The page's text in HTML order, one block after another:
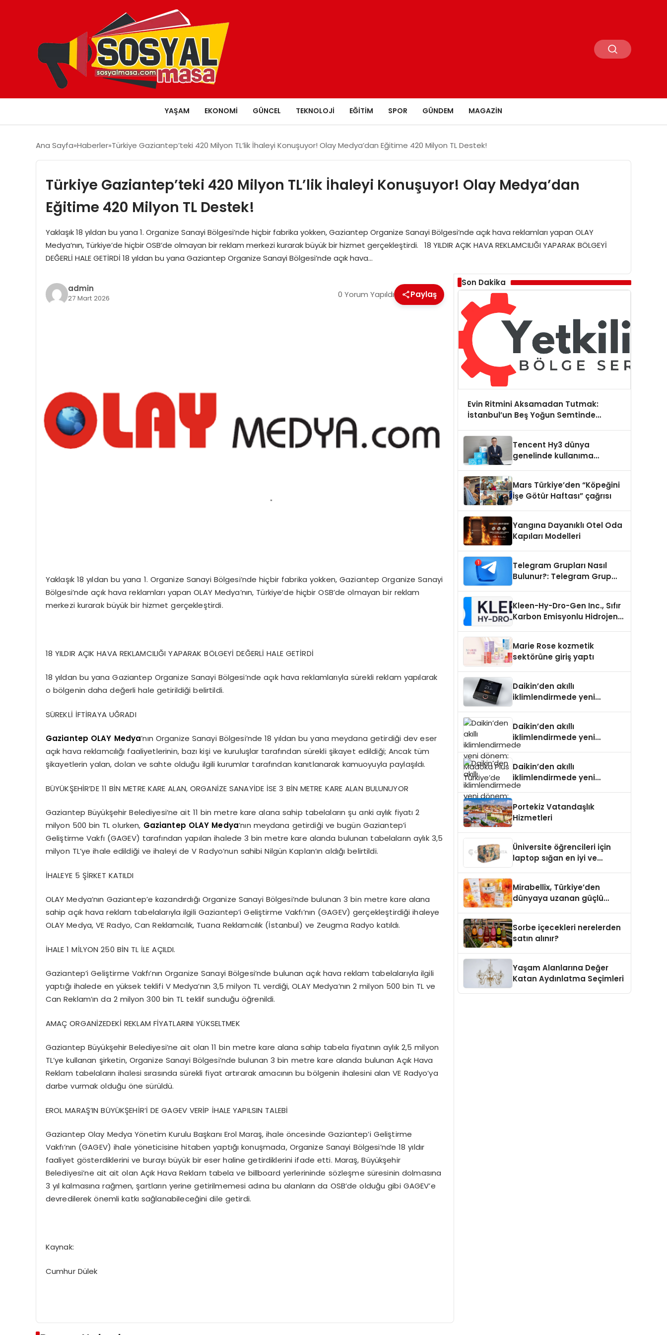
YAŞAM EKONOMI GÜNCEL TEKNOLOJI EĞITIM SPOR GÜNDEM MAGAZIN
Ana Sayfa Haberler Türkiye Gaziantep’teki 420 Milyon TL’lik İhaleyi Konuşuyor! Olay Medya’dan Eğitime 420 Milyon TL Destek!
Türkiye Gaziantep’teki 420 Milyon TL’lik İhaleyi Konuşuyor! Olay Medya’dan
Eğitime 420 Milyon TL Destek!
Yaklaşık 18 yıldan bu yana 1. Organize Sanayi Bölgesi’nde hiçbir fabrika yokken, Gaziantep Organize Sanayi Bölgesi’nde açık hava reklamları yapan OLAY
Medya’nın, Türkiye’de hiçbir OSB’de olmayan bir reklam merkezi kurarak büyük bir hizmet gerçekleştirdi. 18 YILDIR AÇIK HAVA REKLAMCILIĞI YAPARAK BÖLGEYİ
DEĞERLİ HALE GETİRDİ 18 yıldan bu yana Gaziantep Organize Sanayi Bölgesi’nde açık hava…
admin
27 Mart 2026 0 Yorum Yapıldı Paylaş
Yaklaşık 18 yıldan bu yana 1. Organize Sanayi Bölgesi’nde hiçbir fabrika yokken, Gaziantep Organize Sanayi
Bölgesi’nde açık hava reklamları yapan OLAY Medya’nın, Türkiye’de hiçbir OSB’de olmayan bir reklam
merkezi kurarak büyük bir hizmet gerçekleştirdi.
18 YILDIR AÇIK HAVA REKLAMCILIĞI YAPARAK BÖLGEYİ DEĞERLİ HALE GETİRDİ
18 yıldan bu yana Gaziantep Organize Sanayi Bölgesi’nde açık hava reklamlarıyla sürekli reklam yapılarak
o bölgenin daha değerli hale getirildiği belirtildi.
SÜREKLİ İFTİRAYA UĞRADI
Gaziantep OLAY Medya’nın Organize Sanayi Bölgesi’nde 18 yıldan bu yana meydana getirdiği dev eser
açık hava reklamcılığı faaliyetlerinin, bazı kişi ve kuruluşlar tarafından sürekli şikayet edildiği; Ancak tüm
şikayetlerin yalan, dolan ve sahte olduğu ilgili kurumlar tarafından kanıtlanarak kamuoyuyla paylaşıldı.
BÜYÜKŞEHİR’DE 11 BİN METRE KARE ALAN, ORGANİZE SANAYİDE İSE 3 BİN METRE KARE ALAN BULUNUYOR
Gaziantep Büyükşehir Belediyesi’ne ait 11 bin metre kare alana sahip tabelaların şu anki aylık fiyatı 2
milyon 500 bin TL olurken, Gaziantep OLAY Medya’nın meydana getirdiği ve bugün Gaziantep’i
Geliştirme Vakfı (GAGEV) tarafından yapılan ihalede 3 bin metre kare alanda bulunan tabelaların aylık 3,5
milyon TL’ye ihale edildiği ve ihaleyi de V Radyo’nun sahibi Nilgün Kaplan’ın aldığı belirtildi.
İHALEYE 5 ŞİRKET KATILDI
OLAY Medya’nın Gaziantep’e kazandırdığı Organize Sanayi Bölgesi’nde bulunan 3 bin metre kare alana
sahip açık hava reklam tabelalarıyla ilgili Gaziantep’i Geliştirme Vakfı’nın (GAGEV) gerçekleştirdiği ihaleye
OLAY Medya, VE Radyo, Can Reklamcılık, Tuana Reklamcılık (İstanbul) ve Zeugma Radyo katıldı.
İHALE 1 MİLYON 250 BİN TL İLE AÇILDI.
Gaziantep’i Geliştirme Vakfı’nın Organize Sanayi Bölgesi’nde bulunan açık hava reklam tabelalarıyla ilgili
yaptığı ihalede en yüksek teklifi V Medya’nın 3,5 milyon TL verdiği, OLAY Medya’nın 2 milyon 500 bin TL ve
Can Reklam’ın da 2 milyon 300 bin TL teklif sunduğu öğrenildi.
AMAÇ ORGANİZEDEKİ REKLAM FİYATLARINI YÜKSELTMEK
Gaziantep Büyükşehir Belediyesi’ne ait olan 11 bin metre kare alana sahip tabela fiyatının aylık 2,5 milyon
TL’ye kullanan şirketin, Organize Sanayi Bölgesi’nde bulunan 3 bin metre kare alanda bulunan Açık Hava
Reklam tabelaların ihalesi sırasında sürekli fiyat artırarak amacının bu bölgenin ihalesini alan VE Radyo’ya
darbe vurmak olduğu öne sürüldü.
EROL MARAŞ’IN BÜYÜKŞEHİR’İ DE GAGEV VERİP İHALE YAPILSIN TALEBİ
Gaziantep Olay Medya Yönetim Kurulu Başkanı Erol Maraş, ihale öncesinde Gaziantep’i Geliştirme
Vakfı’nın (GAGEV) ihale yöneticisine hitaben yaptığı konuşmada, Organize Sanayi Bölgesi’nde 18 yıldır
faaliyet gösterdiklerini ve burayı büyük bir eser haline getirdiklerini ifade etti. Maraş, Büyükşehir
Belediyesi’ne ait ait olan Açık Hava Reklam tabela ve billboard yerlerininde sözleşme süresinin dolmasına
3 yıl kalmasına rağmen, şartların yerine getirilmemesi adına bu alanların da OSB’de olduğu gibi GAGEV’e
devredilerek önemli katkı sağlanabileceğini dile getirdi.
Kaynak:
Cumhur Dülek
Son Dakika
Evin Ritmini Aksamadan Tutmak:
İstanbul’un Beş Yoğun Semtinde
Tencent Hy3 dünya
genelinde kullanıma
Mars Türkiye’den “Köpeğini
İşe Götür Haftası” çağrısı
Yangına Dayanıklı Otel Oda
Kapıları Modelleri
Telegram Grupları Nasıl
Bulunur?: Telegram Grup
Kleen-Hy-Dro-Gen Inc., Sıfır
Karbon Emisyonlu Hidrojen
Aldı
Marie Rose kozmetik
sektörüne giriş yaptı
Daikin’den akıllı
iklimlendirmede yeni
Daikin’den akıllı
iklimlendirmede yeni
dönem: Madoka Plus
Daikin’den akıllı
iklimlendirmede yeni
dönem: Madoka Plus
Portekiz Vatandaşlık
Hizmetleri
Üniversite öğrencileri için
laptop sığan en iyi ve
Mirabellix, Türkiye’den
dünyaya uzanan güçlü
Sorbe içecekleri nerelerden
satın alınır?
Yaşam Alanlarına Değer
Katan Aydınlatma Seçimleri